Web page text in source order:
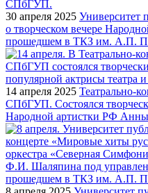
30 апреля 2025 Университет
о творческом вечере
прошедшем в ТКЗ им. А.П.
14 апреля 2025 Театрально-
СПбГУП. Состоялся
Народной артистки РФ